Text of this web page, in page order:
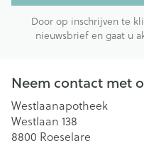
Door op inschrijven te
nieuwsbrief en gaat u
Neem contact met
Westlaanapotheek
Westlaan 138
8800 Roeselare